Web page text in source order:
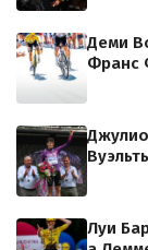
Деми
Франс
Луи